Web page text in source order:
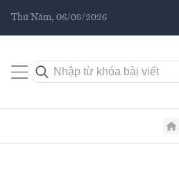
Thứ Năm, 06/08/2026